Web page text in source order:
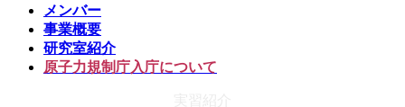
メンバー
事業概要
研究室紹介
原子力規制庁入庁について